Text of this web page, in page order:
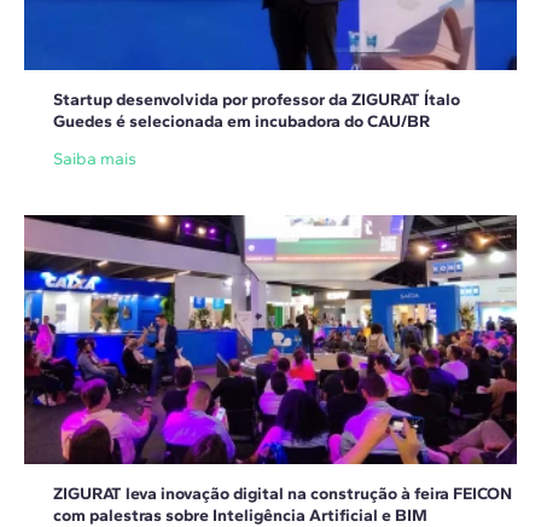
Startup desenvolvida por professor da ZIGURAT Ítalo
Guedes é selecionada em incubadora do CAU/BR
Saiba mais
ZIGURAT leva inovação digital na construção à feira FEICON
com palestras sobre Inteligência Artificial e BIM